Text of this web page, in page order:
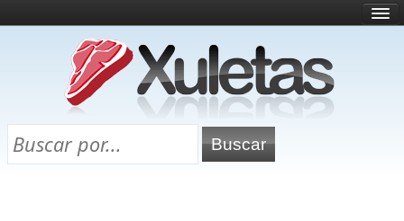
¿Qué es esto?
Directorio
Chuletas para exámenes